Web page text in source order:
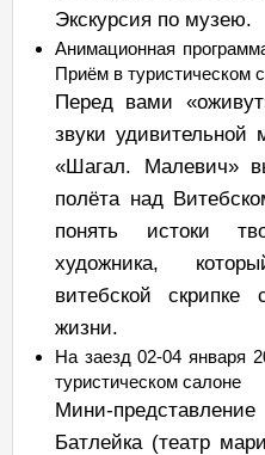
Экскурсия по музею.
Анимационная
Приём в туристическом
Перед вами
звуки
«Шагал. Малевич»
полёта над
понять истоки
художника,
витебской
жизни.
На заезд 02-04 января
туристическом салоне
Мини-
Батлейка (театр